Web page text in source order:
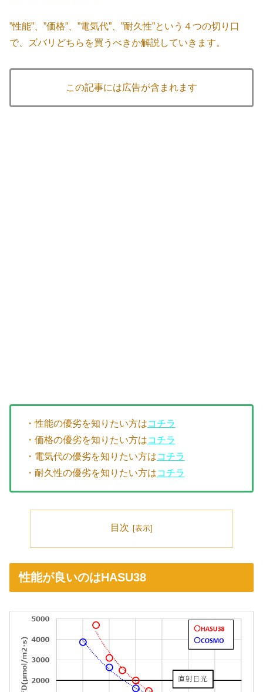
”性能”、”価格”、”電気代”、”耐久性”という４つの切り口
で、ズバリどちらを買うべきか解説していきます。
この記事には広告が含まれます
・性能の優劣を知りたい方はコチラ
・価格の優劣を知りたい方はコチラ
・電気代の優劣を知りたい方はコチラ
・耐久性の優劣を知りたい方はコチラ
目次
性能が良いのはHASU38